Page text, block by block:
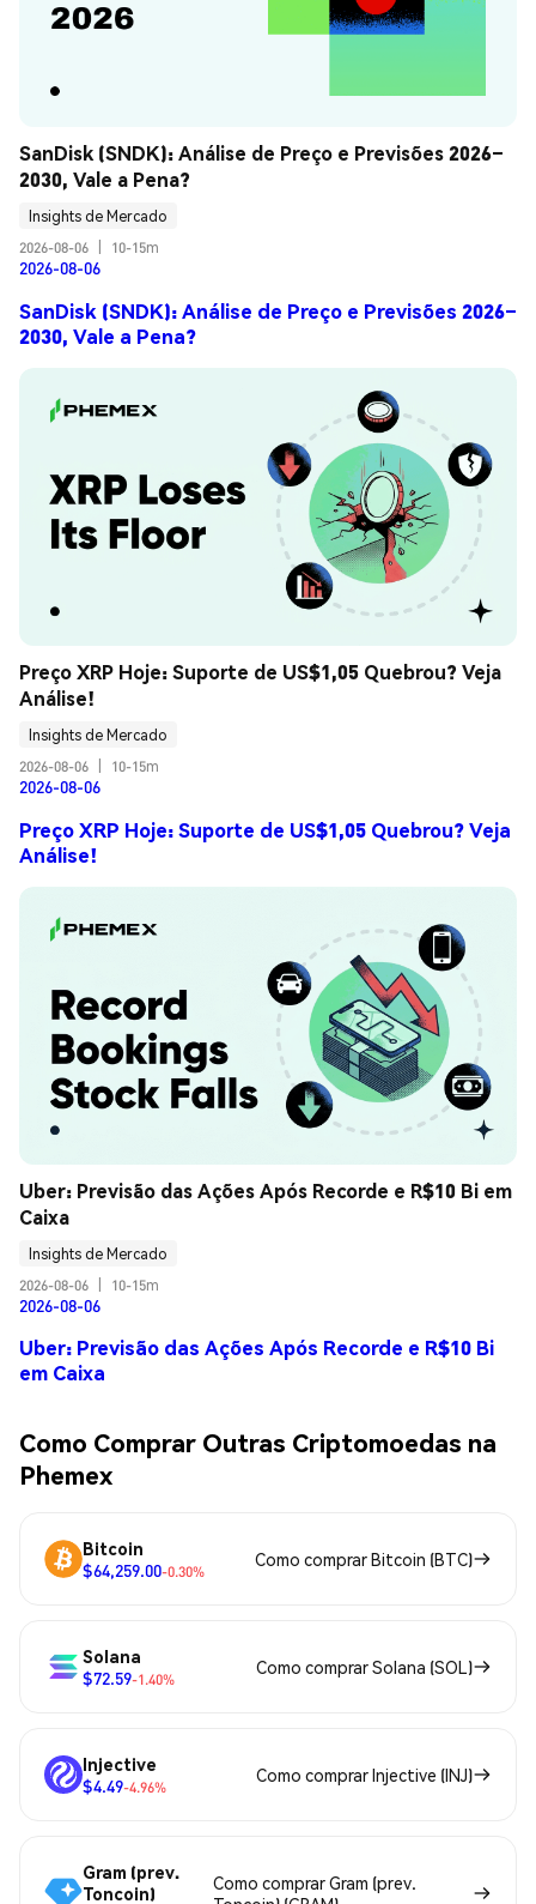
SanDisk (SNDK): Análise de Preço e Previsões 2026–
2030, Vale a Pena?
Insights de Mercado
2026-08-06
10-15m
2026-08-06
SanDisk (SNDK): Análise de Preço e Previsões 2026–
2030, Vale a Pena?
Preço XRP Hoje: Suporte de US$1,05 Quebrou? Veja
Análise!
Insights de Mercado
2026-08-06
10-15m
2026-08-06
Preço XRP Hoje: Suporte de US$1,05 Quebrou? Veja
Análise!
Uber: Previsão das Ações Após Recorde e R$10 Bi em
Caixa
Insights de Mercado
2026-08-06
10-15m
2026-08-06
Uber: Previsão das Ações Após Recorde e R$10 Bi
em Caixa
Como Comprar Outras Criptomoedas na
Phemex
Bitcoin
$64,259.00-0.30%
Como comprar Bitcoin (BTC)
Solana
$72.59-1.40%
Como comprar Solana (SOL)
Injective
$4.49-4.96%
Como comprar Injective (INJ)
Gram (prev.
Toncoin)
Como comprar Gram (prev.